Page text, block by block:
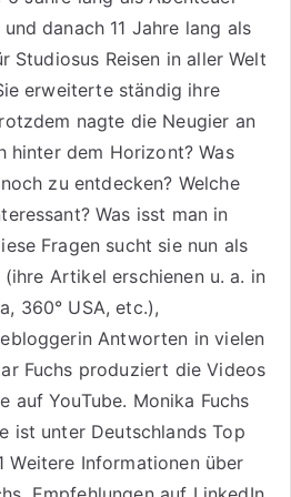
und danach 11 Jahre lang als
Studiosus Reisen in aller Welt
erweiterte ständig ihre
nagte die Neugier an
hinter dem Horizont? Was
zu entdecken? Welche
Was isst man in
Fragen sucht sie nun als
Artikel erschienen u. a. in
360° USA, etc.),
Antworten in vielen
Fuchs produziert die Videos
aufYouTube. Monika Fuchs
ist unter Deutschlands Top
Weitere Informationen über